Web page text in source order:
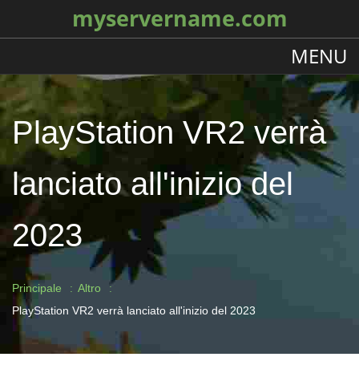
myservername.com
MENU
PlayStation VR2 verrà
lanciato all'inizio del
2023
Principale
Altro
PlayStation VR2 verrà lanciato all'inizio del 2023